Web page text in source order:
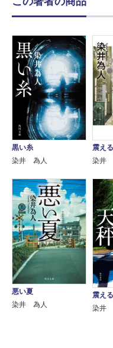
黒い糸
染井 為人
震え
染井
悪い夏
染井 為人
震え
染井